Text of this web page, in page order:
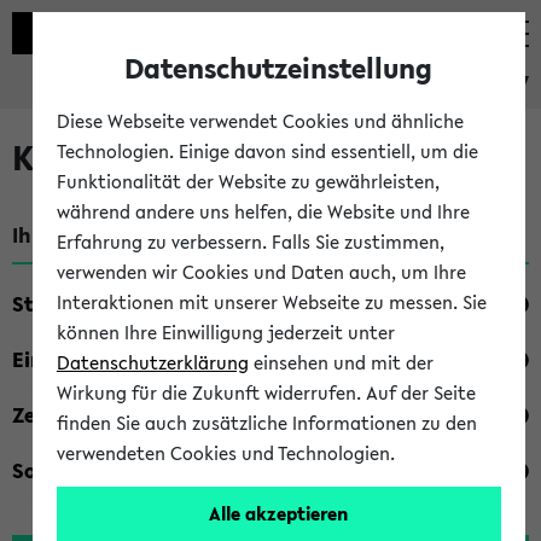
eKVV
Kombisuche im eKVV
Ihre Suchkriterien:
Studienfach
Einrichtung
Zeiten
Sonstiges
Datenschutzeinstellung
Diese Webseite verwendet Cookies und ähnliche
Technologien. Einige davon sind essentiell, um die
Funktionalität der Website zu gewährleisten,
während andere uns helfen, die Website und Ihre
Erfahrung zu verbessern. Falls Sie zustimmen,
verwenden wir Cookies und Daten auch, um Ihre
Interaktionen mit unserer Webseite zu messen. Sie
können Ihre Einwilligung jederzeit unter
Datenschutzerklärung einsehen und mit der
Wirkung für die Zukunft widerrufen. Auf der Seite
finden Sie auch zusätzliche Informationen zu den
verwendeten Cookies und Technologien.
Alle akzeptieren